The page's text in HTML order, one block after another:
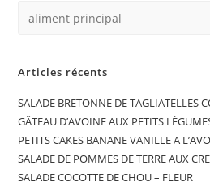
Articles récents
SALADE BRETONNE DE TAGLIATELLES
GÂTEAU D’AVOINE AUX PETITS
PETITS CAKES BANANE VANILLE A
SALADE DE POMMES DE TERRE AUX
SALADE COCOTTE DE CHOU – FLEUR